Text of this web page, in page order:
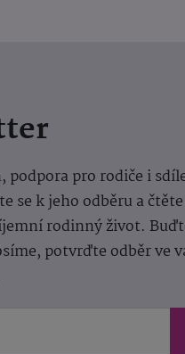
podpora pro rodiče i
se k jeho odběru a
rodinný život.
potvrďte odběr ve